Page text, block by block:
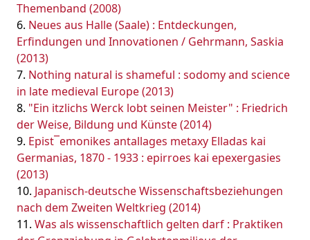
Themenband (2008)
Neues aus Halle (Saale) : Entdeckungen,
Erfindungen und Innovationen / Gehrmann, Saskia
(2013)
Nothing natural is shameful : sodomy and science
in late medieval Europe (2013)
"Ein itzlichs Werck lobt seinen Meister" : Friedrich
der Weise, Bildung und Künste (2014)
Epist¯emonikes antallages metaxy Elladas kai
Germanias, 1870 - 1933 : epirroes kai epexergasies
(2013)
Japanisch-deutsche Wissenschaftsbeziehungen
nach dem Zweiten Weltkrieg (2014)
Was als wissenschaftlich gelten darf : Praktiken